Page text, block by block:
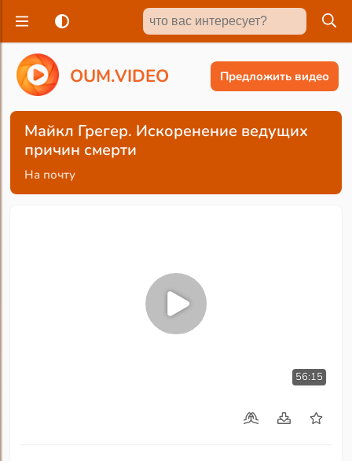
OUM.VIDEO Предложить видео
Майкл Грегер. Искоренение ведущих
причин смерти
На почту
56:15